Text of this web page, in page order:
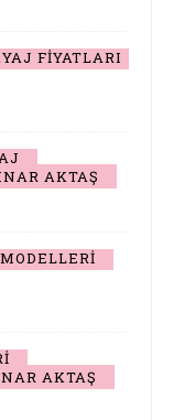
FİYATLARI
AKTAŞ
AKTAŞ